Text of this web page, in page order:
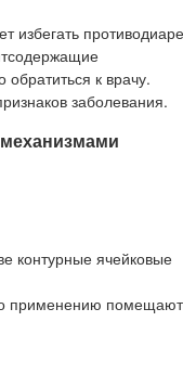
избегать
к врачу.
заболевания.
контурные ячейковые
применению